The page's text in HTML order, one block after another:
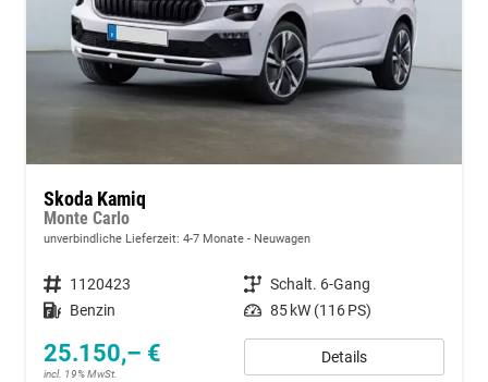
Skoda Kamiq
Monte Carlo
unverbindliche Lieferzeit: 4-7 Monate Neuwagen
Fahrzeugnummer 1120423 Getriebe Schalt. 6-Gang
Kraftstoff Benzin Leistung 85 kW (116 PS)
25.150,– €
incl. 19% MwSt.
Details